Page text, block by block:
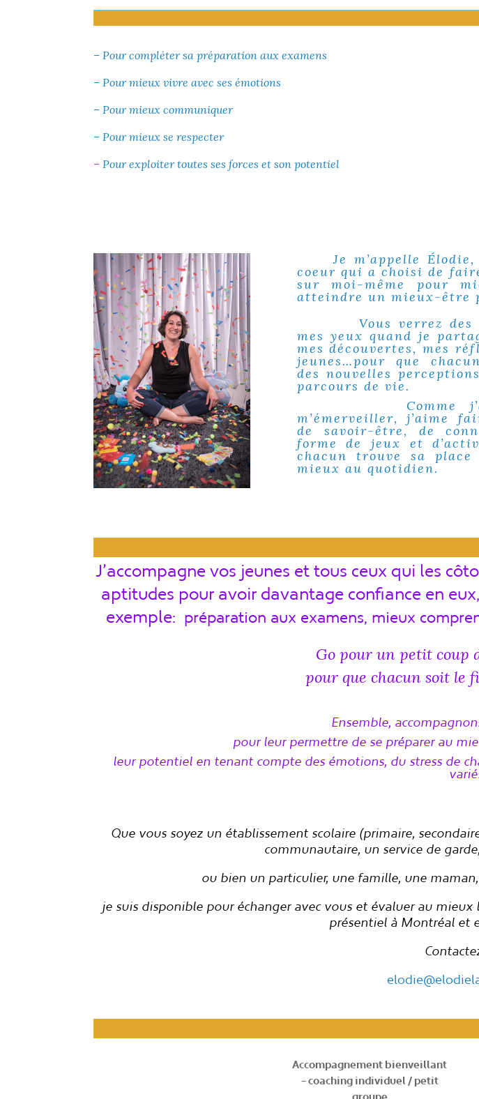
– Pour compléter sa préparation aux examens
– Pour mieux vivre avec ses émotions
– Pour mieux communiquer
– Pour mieux se respecter
– Pour exploiter toutes ses forces et son potentiel
Je m’appelle Élodie,
coeur qui a choisi de
sur moi-même pour
atteindre un mieux-être
Vous verrez des
mes yeux quand je
mes découvertes, mes
jeunes…pour que
des nouvelles
parcours de vie.
Comme
m’émerveiller, j’aime
de savoir-être, de
forme de jeux et
chacun trouve sa place
mieux au quotidien.
J’accompagne vos jeunes et tous ceux qui les
aptitudes pour avoir davantage confiance en
exemple: préparation aux examens, mieux
Go pour un petit coup
pour que chacun soit le
Ensemble,
pour leur permettre de se préparer au
leur potentiel en tenant compte des émotions, du stress de
Que vous soyez un établissement scolaire (primaire,
communautaire, un service de
ou bien un particulier, une famille, une
je suis disponible pour échanger avec vous et évaluer au
présentiel à Montréal et
Accompagnement bienveillant
– coaching individuel / petit